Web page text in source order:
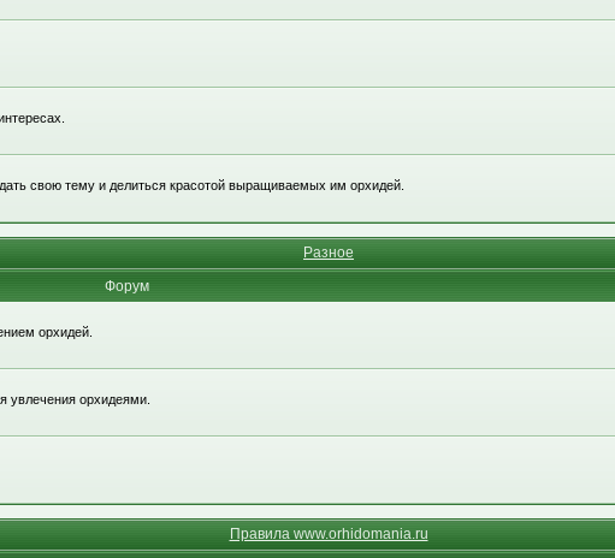
свою тему и делиться красотой выращиваемых им орхидей.
Разное
Форум
орхидей.
орхидеями.
Правила www.orhidomania.ru